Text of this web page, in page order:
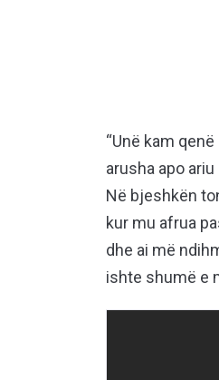
“Unë kam
arusha apo
Në bjeshkën
kur mu afrua
dhe ai më
ishte shumë e